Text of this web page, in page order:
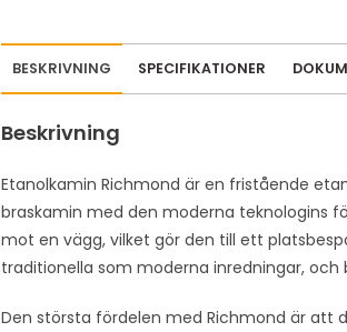
BESKRIVNING SPECIFIKATIONER
Beskrivning
Etanolkamin Richmond är en fristående
braskamin med den moderna teknologins
mot en vägg, vilket gör den till ett
traditionella som moderna inredningar,
Den största fördelen med Richmond är att